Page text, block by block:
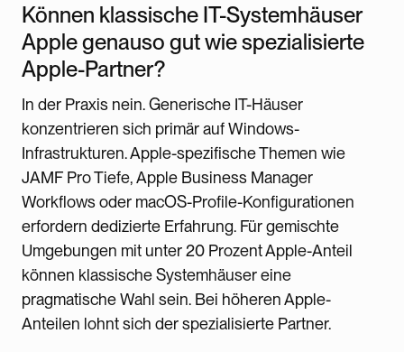
Können klassische IT-Systemhäuser
Apple genauso gut wie spezialisierte
Apple-Partner?
In der Praxis nein. Generische IT-Häuser
konzentrieren sich primär auf Windows-
Infrastrukturen. Apple-spezifische Themen wie
JAMF Pro Tiefe, Apple Business Manager
Workflows oder macOS-Profile-Konfigurationen
erfordern dedizierte Erfahrung. Für gemischte
Umgebungen mit unter 20 Prozent Apple-Anteil
können klassische Systemhäuser eine
pragmatische Wahl sein. Bei höheren Apple-
Anteilen lohnt sich der spezialisierte Partner.